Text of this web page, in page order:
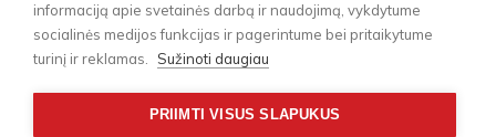
Interneto svetainės įstaigoms
www.svetainesistaigoms.lt
informaciją apie svetainės darbą ir naudojimą, vykdytume
socialinės medijos funkcijas ir pagerintume bei pritaikytume
turinį ir reklamas.
Sužinoti daugiau
PRIIMTI VISUS SLAPUKUS